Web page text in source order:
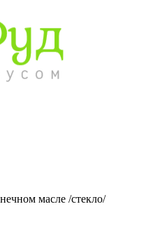
масле /стекло/